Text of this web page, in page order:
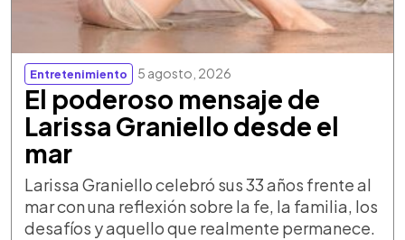
Entretenimiento 5 agosto, 2026
El poderoso mensaje de
Larissa Graniello desde el
mar
Larissa Graniello celebró sus 33 años frente al
mar con una reflexión sobre la fe, la familia, los
desafíos y aquello que realmente permanece.